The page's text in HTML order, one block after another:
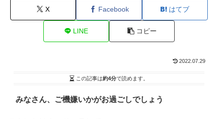
X Facebook はてブ
LINE コピー
2022.07.29
この記事は約4分で読めます。
みなさん、ご機嫌いかがお過ごしでしょう